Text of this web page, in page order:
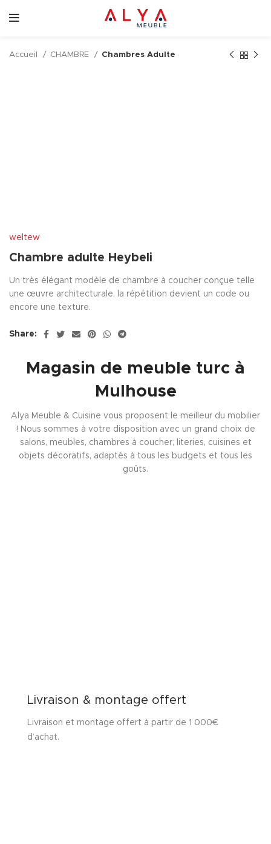
Accueil CHAMBRE Chambres Adulte
weltew
Chambre adulte Heybeli
Un très élégant modèle de chambre à coucher conçue telle
une œuvre architecturale, la répétition devient un code ou
encore une texture.
Share:
Magasin de meuble turc à
Mulhouse
Alya Meuble & Cuisine vous proposent le meilleur du mobilier
! Nous sommes à votre disposition avec un grand choix de
salons, meubles, chambres à coucher, literies, cuisines et
objets décoratifs, adaptés à tous les budgets et tous les
goûts.
Livraison & montage offert
Livraison et montage offert à partir de 1 000€
d’achat.